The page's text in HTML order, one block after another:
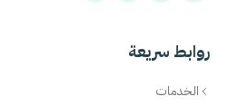
روابط سريعة
الخدمات